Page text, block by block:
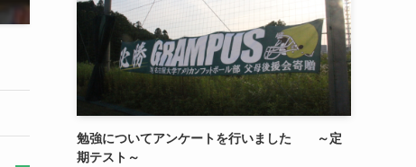
勉強についてアンケートを行いました ～定
期テスト～